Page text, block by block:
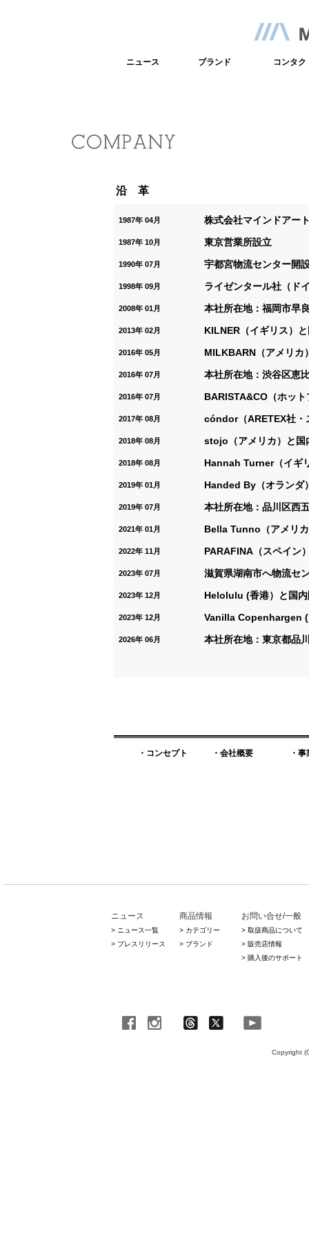
ニュース ブランド コンタク
沿 革
1987年 04月
1987年 10月
1990年 07月
1998年 09月
2008年 01月
2013年 02月
2016年 05月
2016年 07月
2016年 07月
2017年 08月
2018年 08月
2018年 08月
2019年 01月
2019年 07月
2021年 01月
2022年 11月
2023年 07月
2023年 12月
2023年 12月
2026年 06月
株式会社マインドアー
東京営業所設立
宇都宮物流センター開
ライゼンタール社（ド
本社所在地：福岡市早
KILNER（イギリス）
MILKBARN（アメリカ
本社所在地：渋谷区恵
BARISTA&CO（ホッ
cóndor（ARETEX社・
stojo（アメリカ）と国
Hannah Turner（イギ
Handed By（オランダ
本社所在地：品川区西
Bella Tunno（アメリ
PARAFINA（スペイン
滋賀県湖南市へ物流セ
Helolulu (香港）と国
Vanilla Copenhargen (
本社所在地：東京都品
・ コンセプト ・ 会社概要 ・ 事